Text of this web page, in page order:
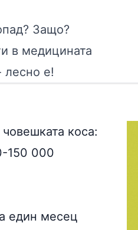
Защо?
в медицината
лесно е!
коса:
150 000
един месец